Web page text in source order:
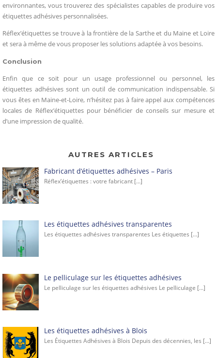
environnantes, vous trouverez des spécialistes capables de produire vos
étiquettes adhésives personnalisées.
Réflex’étiquettes se trouve à la frontière de la Sarthe et du Maine et Loire
et sera à même de vous proposer les solutions adaptée à vos besoins.
Conclusion
Enfin que ce soit pour un usage professionnel ou personnel, les
étiquettes adhésives sont un outil de communication indispensable. Si
vous êtes en Maine-et-Loire, n’hésitez pas à faire appel aux compétences
locales de Réflex’étiquettes pour bénéficier de conseils sur mesure et
d’une impression de qualité.
AUTRES ARTICLES
Fabricant d’étiquettes adhésives – Paris
Réflex’étiquettes : votre fabricant […]
Les étiquettes adhésives transparentes
Les étiquettes adhésives transparentes Les étiquettes […]
Le pelliculage sur les étiquettes adhésives
Le pelliculage sur les étiquettes adhésives Le pelliculage […]
Les étiquettes adhésives à Blois
Les Étiquettes Adhésives à Blois Depuis des décennies, les […]